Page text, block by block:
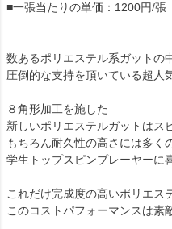
■一張当たりの単価：1200円/張
数あるポリエステル系ガットの
圧倒的な支持を頂いている超人
８角形加工を施した
新しいポリエステルガットはス
もちろん耐久性の高さには多く
学生トップスピンプレーヤーに
これだけ完成度の高いポリエス
このコストパフォーマンスは素